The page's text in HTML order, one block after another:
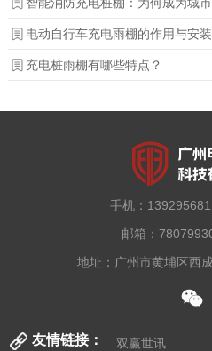
智能消防充电桩棚：为何成为城
电动自行车充电雨棚的作用与安
充电桩雨棚有哪些特点？
手机：
邮箱：
地址： 广州市黄埔区西
友情链接： 双赢世讯